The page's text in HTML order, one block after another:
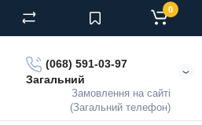
(068) 591-03-97
Загальний
Замовлення на сайті
(Загальний телефон)
0